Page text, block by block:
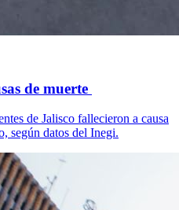
de muerte
de Jalisco fallecieron a causa
según datos del Inegi.